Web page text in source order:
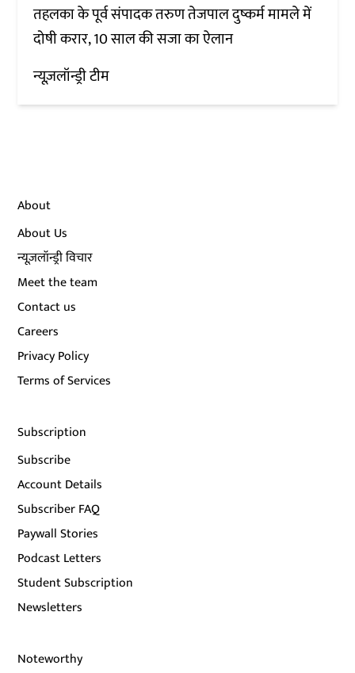
तहलका के पूर्व संपादक तरुण तेजपाल दुष्कर्म मामले में
दोषी करार, 10 साल की सजा का ऐलान
न्यूज़लॉन्ड्री टीम
About
About Us
न्यूज़लॉन्ड्री विचार
Meet the team
Contact us
Careers
Privacy Policy
Terms of Services
Subscription
Subscribe
Account Details
Subscriber FAQ
Paywall Stories
Podcast Letters
Student Subscription
Newsletters
Noteworthy